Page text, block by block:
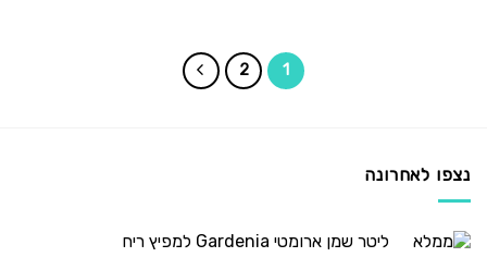
1
2
נצפו לאחרונה
ליטר שמן ארומטי Gardenia למפיץ ריח